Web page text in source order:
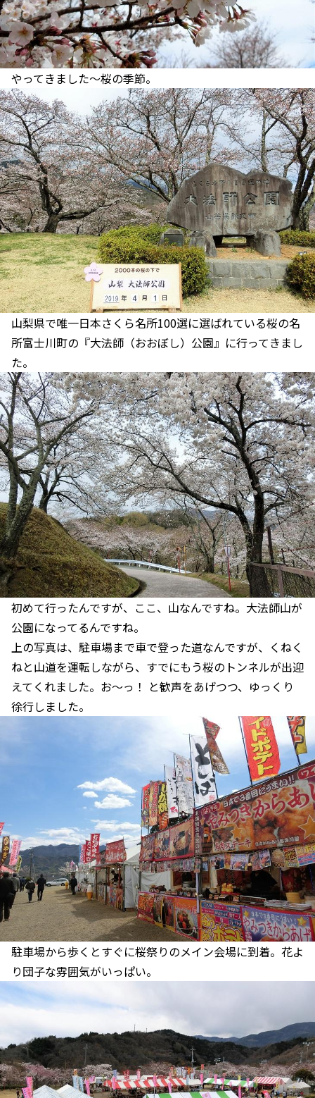
やってきました～桜の季節。
山梨県で唯一日本さくら名所100選に選ばれている桜の名
所富士川町の『大法師（おおぼし）公園』に行ってきまし
た。
初めて行ったんですが、ここ、山なんですね。大法師山が
公園になってるんですね。
上の写真は、駐車場まで車で登った道なんですが、くねく
ねと山道を運転しながら、すでにもう桜のトンネルが出迎
えてくれました。お～っ！ と歓声をあげつつ、ゆっくり
徐行しました。
駐車場から歩くとすぐに桜祭りのメイン会場に到着。花よ
り団子な雰囲気がいっぱい。